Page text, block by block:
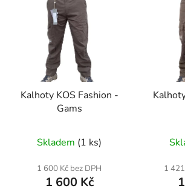
Kalhoty KOS Fashion -
Gams
Skladem (1 ks)
1 600 Kč bez DPH
1 600 Kč
1